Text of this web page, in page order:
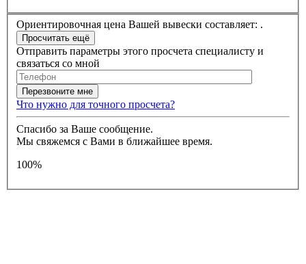
Ориентировочная цена Вашей вывески составляет: .
Отправить параметры этого просчета специалисту и
связаться со мной
Что нужно для точного просчета?
Спасибо за Ваше сообщение.
Мы свяжемся с Вами в ближайшее время.
100%